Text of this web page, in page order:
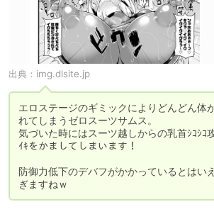
出典： img.dlsite.jp
エロステージのギミックによりどんどん体
れてしまうゼロスーツサムス。
気づいた時にはスーツ越しからの乳首ｼｺｼｺ
ｲｷをかましてしまいます！
防御力低下のデバフがかかっているとはい
ぎますねｗ